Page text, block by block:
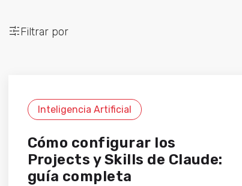
Filtrar por
Inteligencia Artificial
Cómo configurar los
Projects y Skills de Claude:
guía completa